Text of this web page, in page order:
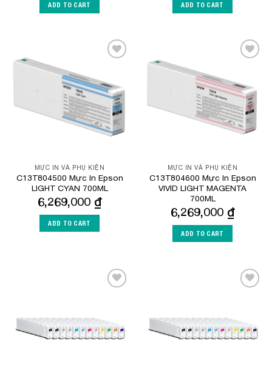
ADD TO CART ADD TO CART
MỰC IN VÀ PHỤ KIỆN
C13T804500 Mực In Epson
LIGHT CYAN 700ML
6,269,000 ₫
ADD TO CART
MỰC IN VÀ PHỤ KIỆN
C13T804600 Mực In Epson
VIVID LIGHT MAGENTA
700ML
6,269,000 ₫
ADD TO CART